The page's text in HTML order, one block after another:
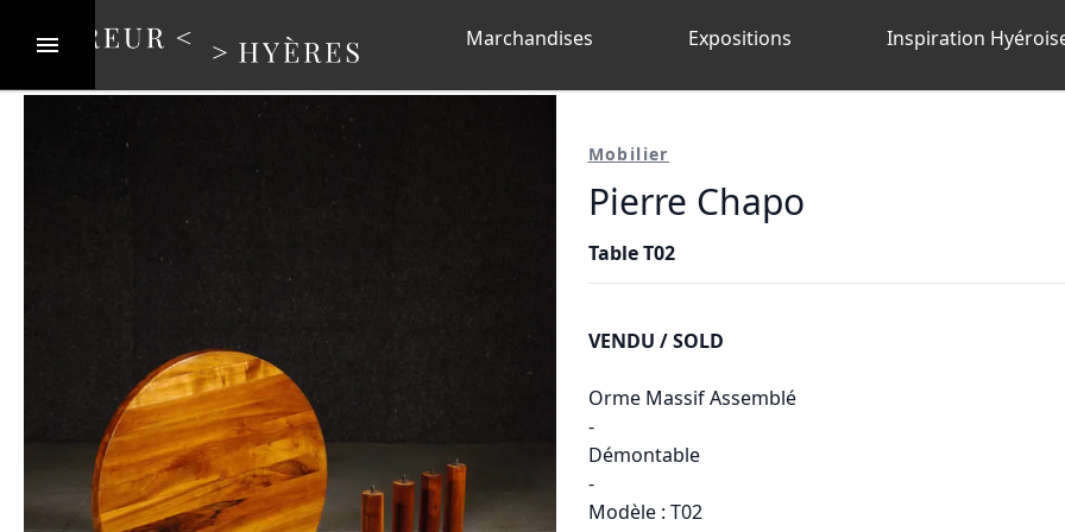
Marchandises Expositions Inspiration
Mobilier
Pierre Chapo
Table T02
VENDU / SOLD
Orme Massif Assemblé
-
Démontable
-
Modèle : T02